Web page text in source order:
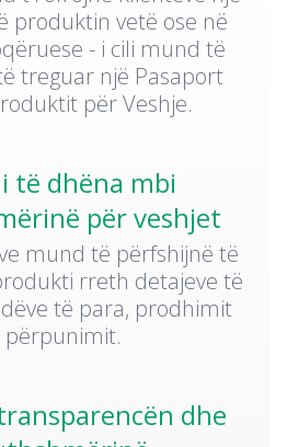
produktin vetë ose në
- i cili mund të
treguar një Pasaport
për Veshje.
të dhëna mbi
për veshjet
mund të përfshijnë të
rreth detajeve të
të para, prodhimit
përpunimit.
dhe